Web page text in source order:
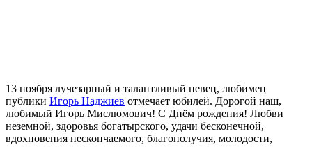
13 ноября лучезарный и талантливый певец, любимец
публики Игорь Наджиев отмечает юбилей. Дорогой наш,
любимый Игорь Мислюмович! С Днём рождения! Любви
неземной, здоровья богатырского, удачи бесконечной,
вдохновения нескончаемого, благополучия, молодости,